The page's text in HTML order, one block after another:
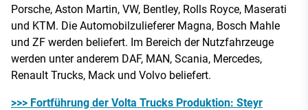
Porsche, Aston Martin, VW, Bentley, Rolls Royce, Maserati
und KTM. Die Automobilzulieferer Magna, Bosch Mahle
und ZF werden beliefert. Im Bereich der Nutzfahrzeuge
werden unter anderem DAF, MAN, Scania, Mercedes,
Renault Trucks, Mack und Volvo beliefert.
>>> Fortführung der Volta Trucks Produktion: Steyr